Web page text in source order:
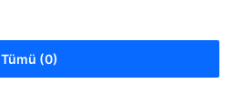
Tümü (0)